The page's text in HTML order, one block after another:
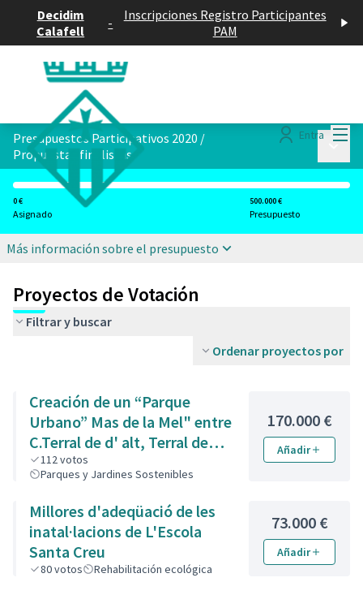
Decidim
Calafell
-
Inscripciones Registro Participantes
PAM
Entra
Presupuestos Participativos 2020 /
Propuestas finalistas
0 €
Asignado
500.000 €
Presupuesto
Más información sobre el presupuesto
Proyectos de Votación
Filtrar y buscar
Ordenar proyectos por
Creación de un “Parque
Urbano” Mas de la Mel" entre
C.Terral de d' alt, Terral de
Baix i de l' Est.
112votos
Parques y Jardines Sostenibles
170.000 €
Añadir
Millores d'adeqüació de les
inatal·lacions de L'Escola
Santa Creu
80votos Rehabilitación ecológica
73.000 €
Añadir